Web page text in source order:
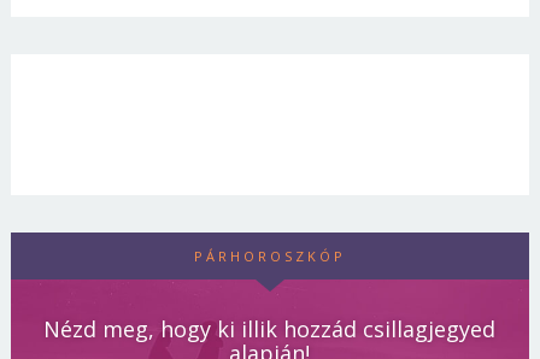
PÁRHOROSZKÓP
Nézd meg, hogy ki illik hozzád csillagjegyed